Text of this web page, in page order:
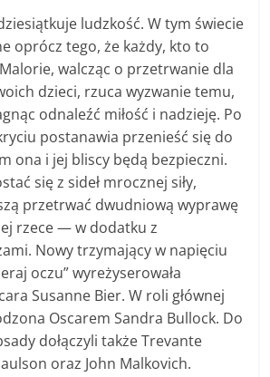
ludzkość. W tym świecie
oprócz tego, że każdy, kto to
walcząc o przetrwanie dla
dzieci, rzuca wyzwanie temu,
odnaleźć miłość i nadzieję. Po
postanawia przenieść się do
ona i jej bliscy będą bezpieczni.
się z sideł mrocznej siły,
przetrwać dwudniową wyprawę
rzece — w dodatku z
Nowy trzymający w napięciu
oczu” wyreżyserowała
Susanne Bier. W roli głównej
Oscarem Sandra Bullock. Do
dołączyli także Trevante
oraz John Malkovich.